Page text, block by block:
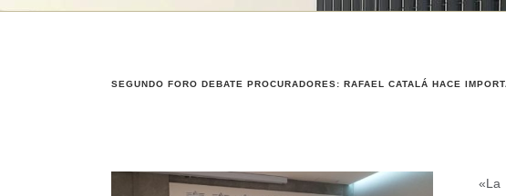
SEGUNDO FORO DEBATE PROCURADORES: RAFAEL CATALÁ HACE